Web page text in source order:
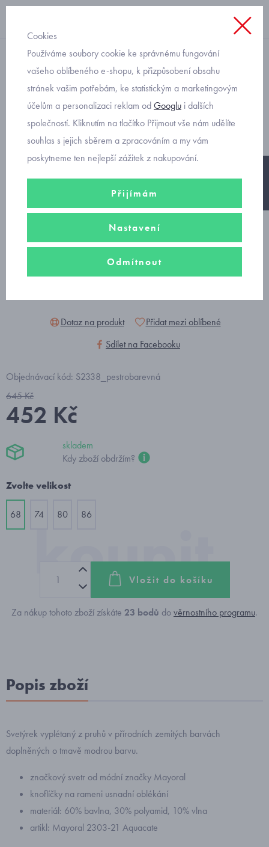
svetry
pruhovaný svetýrek
kojenecký Mayoral 2303-21
Dotaz na produkt
Přidat mezi oblíbené
Sdílet na Facebooku
Objednávací kód: S2338_pestrobarevná
645 Kč
452 Kč
skladem
Kdy zboží obdržím?
Zvolte velikost
68 74 80 86
Vložit do košíku
Za nákup tohoto zboží získáte 23 bodů dověrnostního programu.
Popis zboží
Svetýrek vyplétaný z pruhů v přírodních zemitých barvách
doplněných o tmavě modrou barvu.
značkový svetr od módní značky Mayoral
knoflíčky na rameni usnadní oblékání
materiál: 60% bavlna, 30% polyamid, 10% vlna
artikl: Mayoral 2303-21 Aquacate
Cookies
Používáme soubory cookie ke správnému fungování
vašeho oblíbeného e-shopu, k přizpůsobení obsahu
stránek vašim potřebám, ke statistickým a marketingovým
účelům a personalizaci reklam odGooglu i dalších
společností. Kliknutím na tlačítko Přijmout vše nám udělíte
souhlas s jejich sběrem a zpracováním a my vám
poskytneme ten nejlepší zážitek z nakupování.
Přijímám
Nastavení
Odmítnout